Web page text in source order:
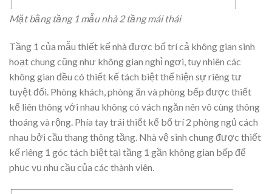
Mặt bằng tầng 1 mẫu nhà 2 tầng mái thái
Tầng 1 của mẫu thiết kế nhà được bố trí cả không gian sinh
hoạt chung cũng như không gian nghỉ ngơi, tuy nhiên các
không gian đều có thiết kế tách biệt thể hiện sự riêng tư
tuyệt đối. Phòng khách, phòng ăn và phòng bếp được thiết
kế liên thông với nhau không có vách ngăn nên vô cùng thông
thoáng và rộng. Phía tay trái thiết kế bố trí 2 phòng ngủ cách
nhau bởi cầu thang thông tầng. Nhà vệ sinh chung được thiết
kế riêng 1 góc tách biệt tại tầng 1 gần không gian bếp để
phục vụ nhu cầu của các thành viên.